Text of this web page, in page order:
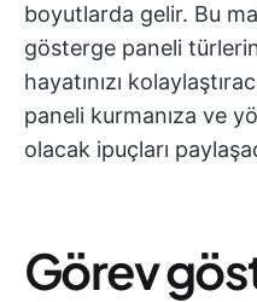
boyutlarda gelir. Bu
gösterge paneli
hayatınızı
paneli kurmanıza ve
olacak ipuçları
Görev